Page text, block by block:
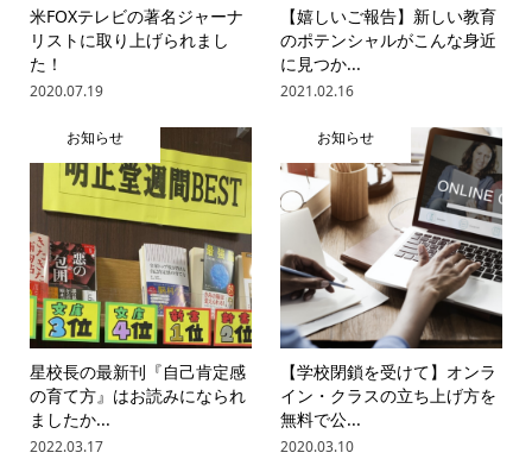
米FOXテレビの著名ジャーナ
リストに取り上げられまし
た！
2020.07.19
【嬉しいご報告】新しい教育
のポテンシャルがこんな身近
に見つか...
2021.02.16
お知らせ
星校長の最新刊『自己肯定感
の育て方』はお読みになられ
ましたか...
2022.03.17
お知らせ
【学校閉鎖を受けて】オンラ
イン・クラスの立ち上げ方を
無料で公...
2020.03.10